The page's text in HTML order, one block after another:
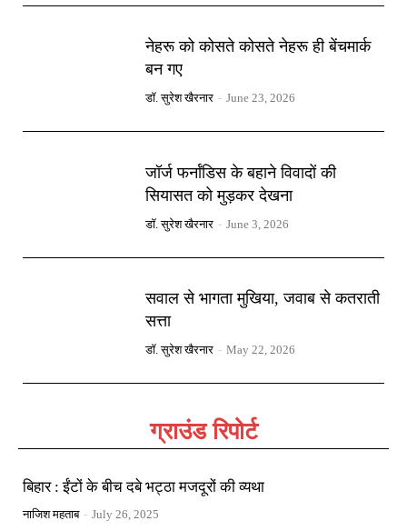
नेहरू को कोसते कोसते नेहरू ही बेंचमार्क
बन गए
डॉ. सुरेश खैरनार - June 23, 2026
जॉर्ज फर्नांडिस के बहाने विवादों की
सियासत को मुड़कर देखना
डॉ. सुरेश खैरनार - June 3, 2026
सवाल से भागता मुखिया, जवाब से कतराती
सत्ता
डॉ. सुरेश खैरनार - May 22, 2026
ग्राउंड रिपोर्ट
बिहार : ईंटों के बीच दबे भट्ठा मजदूरों की व्यथा
नाजिश महताब - July 26, 2025